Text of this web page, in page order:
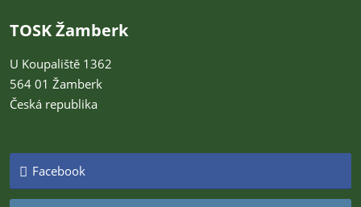
TOSK Žamberk
U Koupaliště 1362
564 01 Žamberk
Česká republika
Facebook